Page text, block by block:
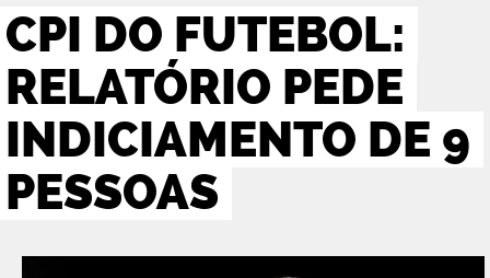
CPI DO FUTEBOL:
RELATÓRIO PEDE
INDICIAMENTO DE 9
PESSOAS